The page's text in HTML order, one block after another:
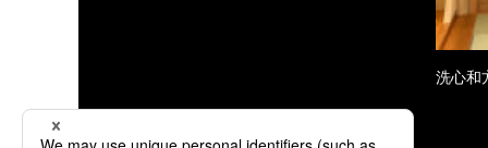
洗心和